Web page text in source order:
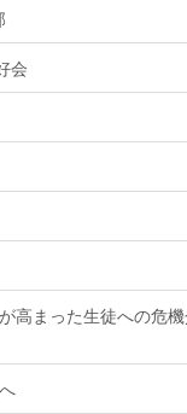
会
高まった生徒への危